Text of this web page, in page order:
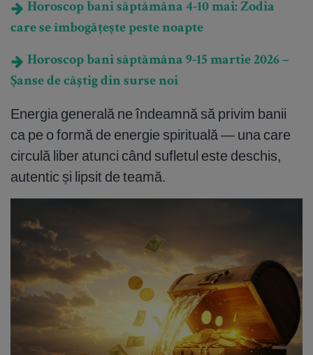
Horoscop bani săptămâna 4-10 mai: Zodia
care se îmbogățește peste noapte
Horoscop bani săptămâna 9-15 martie 2026 –
Șanse de câștig din surse noi
Energia generală ne îndeamnă să privim banii
ca pe o formă de energie spirituală — una care
circulă liber atunci când sufletul este deschis,
autentic și lipsit de teamă.